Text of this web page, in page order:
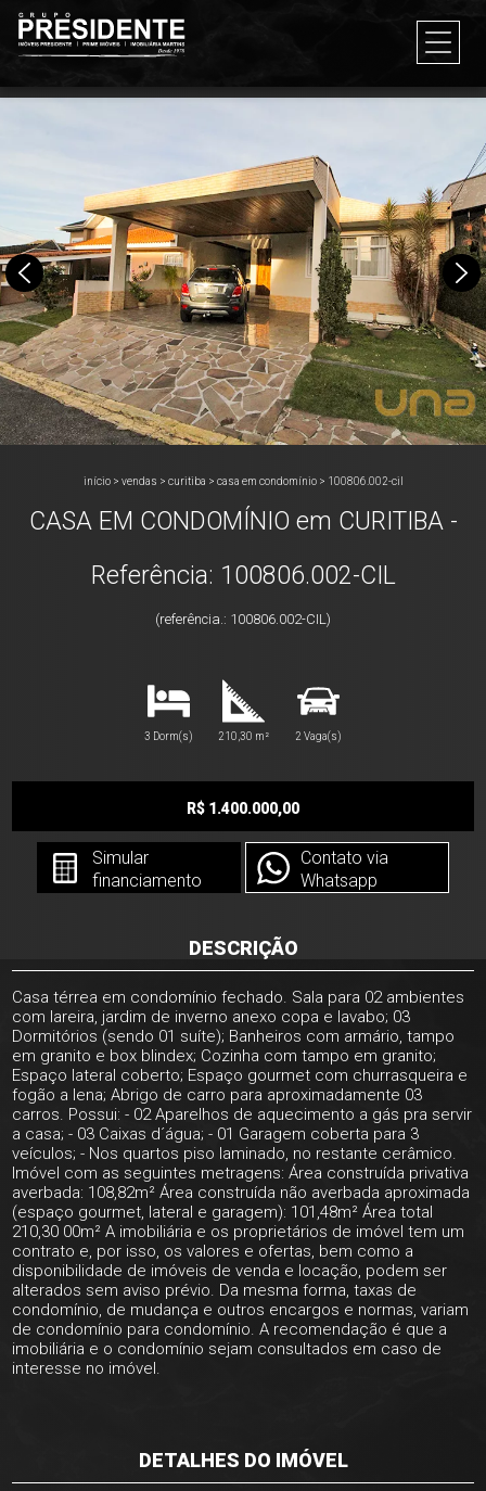
início> vendas > curitiba > casa em condomínio> 100806.002-cil
CASA EM CONDOMÍNIO em CURITIBA -
Referência: 100806.002-CIL
(referência.: 100806.002-CIL)
3 Dorm(s) 210,30 m² 2 Vaga(s)
R$ 1.400.000,00
Simular
financiamento
Contato via
Whatsapp
DESCRIÇÃO
Casa térrea em condomínio fechado. Sala para 02 ambientes
com lareira, jardim de inverno anexo copa e lavabo; 03
Dormitórios (sendo 01 suíte); Banheiros com armário, tampo
em granito e box blindex; Cozinha com tampo em granito;
Espaço lateral coberto; Espaço gourmet com churrasqueira e
fogão a lena; Abrigo de carro para aproximadamente 03
carros. Possui: - 02 Aparelhos de aquecimento a gás pra servir
a casa; - 03 Caixas d´água; - 01 Garagem coberta para 3
veículos; - Nos quartos piso laminado, no restante cerâmico.
Imóvel com as seguintes metragens: Área construída privativa
averbada: 108,82m² Área construída não averbada aproximada
(espaço gourmet, lateral e garagem): 101,48m² Área total
210,30 00m² A imobiliária e os proprietários de imóvel tem um
contrato e, por isso, os valores e ofertas, bem como a
disponibilidade de imóveis de venda e locação, podem ser
alterados sem aviso prévio. Da mesma forma, taxas de
condomínio, de mudança e outros encargos e normas, variam
de condomínio para condomínio. A recomendação é que a
imobiliária e o condomínio sejam consultados em caso de
interesse no imóvel.
DETALHES DO IMÓVEL